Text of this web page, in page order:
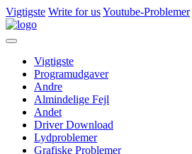
Vigtigste Write for usYoutube-Problemer
Vigtigste
Programudgaver
Andre
Almindelige Fejl
Andet
Driver Download
Lydproblemer
Grafiske Problemer